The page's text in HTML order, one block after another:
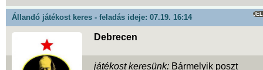
Állandó játékost keres - feladás ideje: 07.19. 16:14
Debrecen
játékost keresünk: Bármelyik poszt